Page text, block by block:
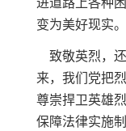
变为美好现实。
致敬英烈，
来，我们党把
尊崇捍卫英雄
保障法律实施